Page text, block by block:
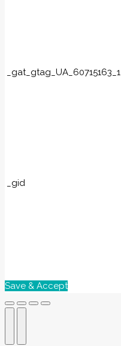
_gat_gtag_UA_60715163_1
_gid
Save & Accept